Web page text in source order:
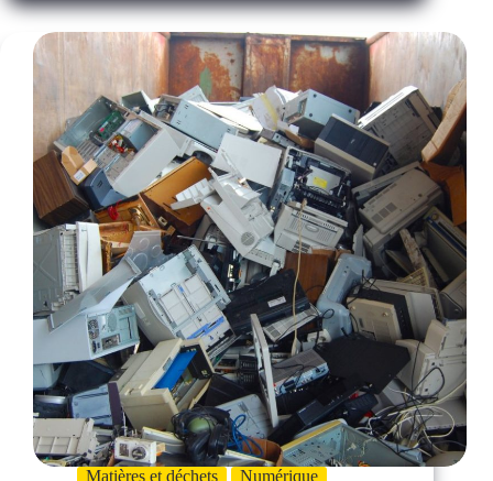
des
données
numériques)
Matières et déchets Numérique